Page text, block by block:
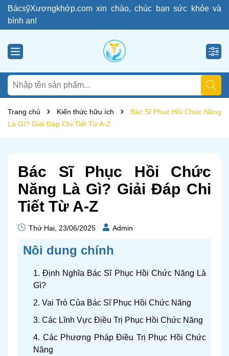
BácsỹXươngkhớp.com xin chào, chúc bạn sức khỏe và
bình an!
Trang chủ Kiến thức hữu ích
Bác Sĩ Phục Hồi Chức Năng
Là Gì? Giải Đáp Chi Tiết Từ A-Z
Bác Sĩ Phục Hồi Chức
Năng Là Gì? Giải Đáp Chi
Tiết Từ A-Z
Thứ Hai, 23/06/2025 Admin
Nôi dung chính
1. Định Nghĩa Bác Sĩ Phục Hồi Chức Năng Là
Gì?
2. Vai Trò Của Bác Sĩ Phục Hồi Chức Năng
3. Các Lĩnh Vực Điều Trị Phục Hồi Chức Năng
4. Các Phương Pháp Điều Trị Phục Hồi Chức
Năng